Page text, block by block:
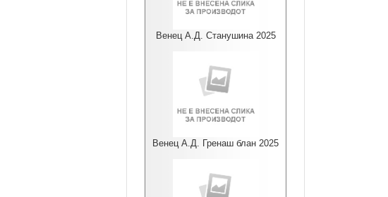
Венец А.Д. Станушина 2025
Венец А.Д. Гренаш блан 2025